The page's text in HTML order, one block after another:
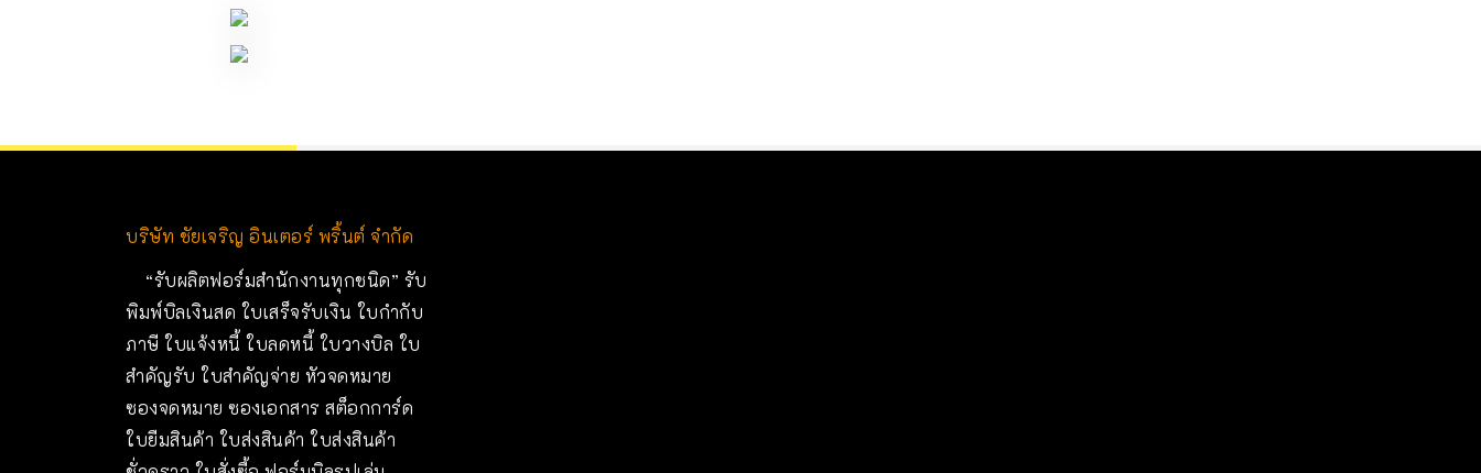
บริษัท ชัยเจริญ อินเตอร์ พริ้นต์ จํากัด
“รับผลิตฟอร์มสำนักงานทุกชนิด” รับ
พิมพ์บิลเงินสด ใบเสร็จรับเงิน ใบกำกับ
ภาษี ใบแจ้งหนี้ ใบลดหนี้ ใบวางบิล ใบ
สำคัญรับ ใบสำคัญจ่าย หัวจดหมาย
ซองจดหมาย ซองเอกสาร สต็อกการ์ด
ใบยืมสินค้า ใบส่งสินค้า ใบส่งสินค้า